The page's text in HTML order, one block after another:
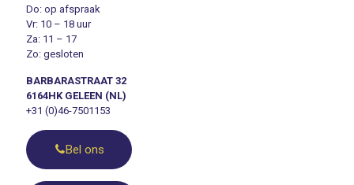
Do: op afspraak
Vr: 10 – 18 uur
Za: 11 – 17
Zo: gesloten
BARBARASTRAAT 32
6164HK GELEEN (NL)
+31 (0)46-7501153
Bel ons